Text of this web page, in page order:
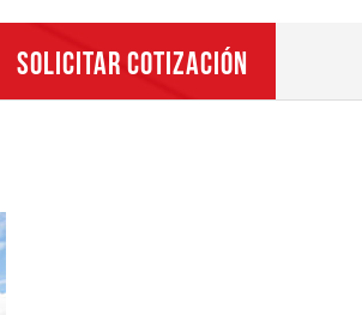
SOLICITAR COTIZACIÓN